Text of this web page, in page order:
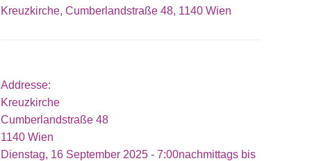
Kreuzkirche, Cumberlandstraße 48, 1140 Wien
Addresse:
Kreuzkirche
Cumberlandstraße 48
1140 Wien
Dienstag, 16 September 2025 -7:00nachmittags bis